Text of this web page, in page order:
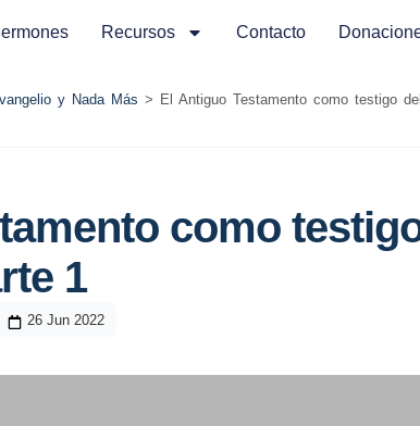
Recursos Contacto
y Nada Más > El Antiguo Testamento como testigo
como
1
26 Jun 2022